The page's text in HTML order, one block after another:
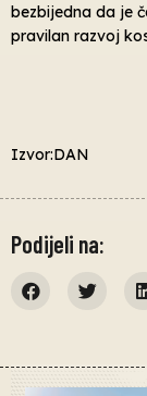
bezbijedna da je
pravilan razvoj
Izvor:DAN
Podijeli na: